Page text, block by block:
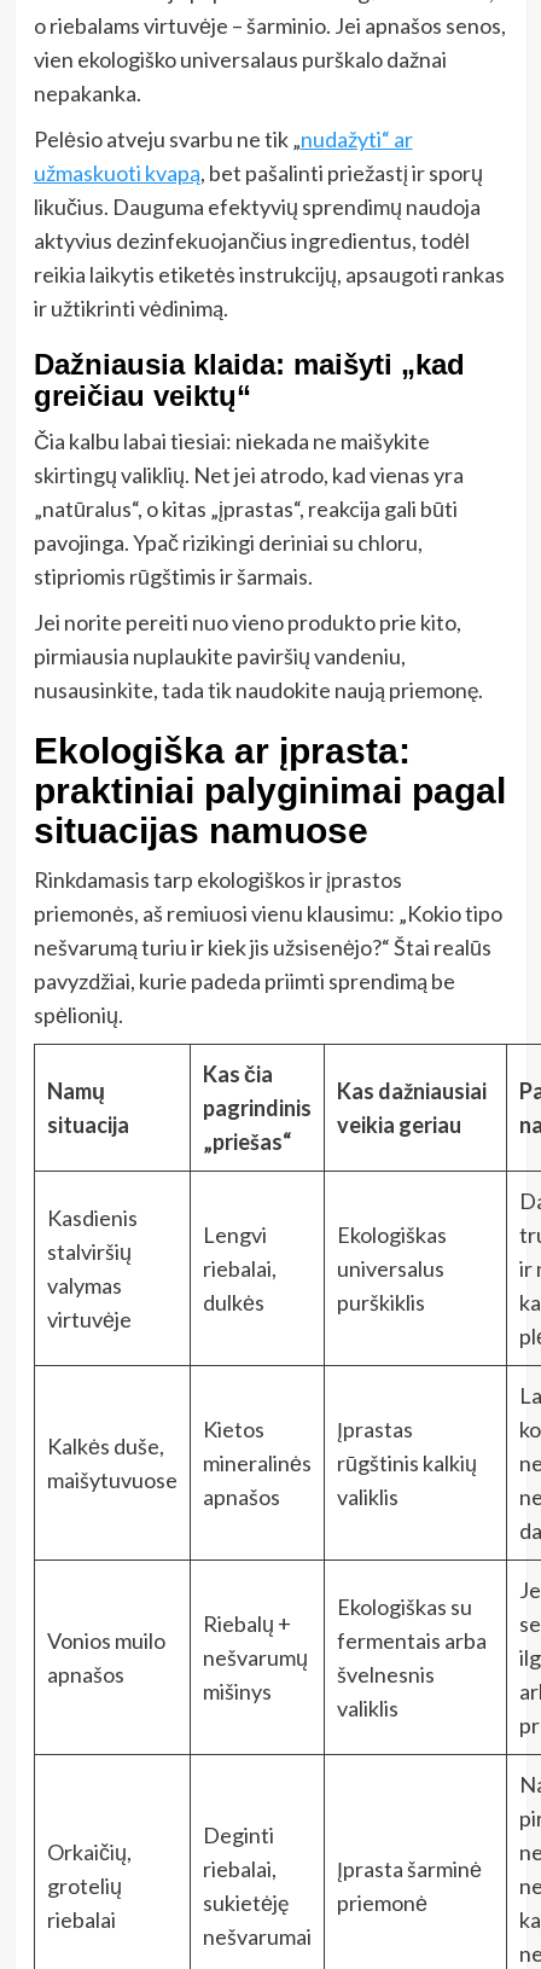
o riebalams virtuvėje – šarminio. Jei apnašos senos,
vien ekologiško universalaus purškalo dažnai
nepakanka.
Pelėsio atveju svarbu ne tik „nudažyti“ ar
užmaskuoti kvapą, bet pašalinti priežastį ir sporų
likučius. Dauguma efektyvių sprendimų naudoja
aktyvius dezinfekuojančius ingredientus, todėl
reikia laikytis etiketės instrukcijų, apsaugoti rankas
ir užtikrinti vėdinimą.
Dažniausia klaida: maišyti „kad
greičiau veiktų“
Čia kalbu labai tiesiai: niekada ne maišykite
skirtingų valiklių. Net jei atrodo, kad vienas yra
„natūralus“, o kitas „įprastas“, reakcija gali būti
pavojinga. Ypač rizikingi deriniai su chloru,
stipriomis rūgštimis ir šarmais.
Jei norite pereiti nuo vieno produkto prie kito,
pirmiausia nuplaukite paviršių vandeniu,
nusausinkite, tada tik naudokite naują priemonę.
Ekologiška ar įprasta:
praktiniai palyginimai pagal
situacijas namuose
Rinkdamasis tarp ekologiškos ir įprastos
priemonės, aš remiuosi vienu klausimu: „Kokio tipo
nešvarumą turiu ir kiek jis užsisenėjo?“ Štai realūs
pavyzdžiai, kurie padeda priimti sprendimą be
spėlionių.
Namų
situacija
Kas čia
pagrindinis
„priešas“
Kas dažniausiai
veikia geriau
Kasdienis
stalviršių
valymas
virtuvėje
Lengvi
riebalai,
dulkės
Ekologiškas
universalus
purškiklis
ir
Kalkės duše,
maišytuvuose
Kietos
mineralinės
apnašos
Įprastas
rūgštinis kalkių
valiklis
Vonios muilo
apnašos
Riebalų +
nešvarumų
mišinys
Ekologiškas su
fermentais arba
švelnesnis
valiklis
Orkaičių,
grotelių
riebalai
Deginti
riebalai,
sukietėję
nešvarumai
Įprasta šarminė
priemonė